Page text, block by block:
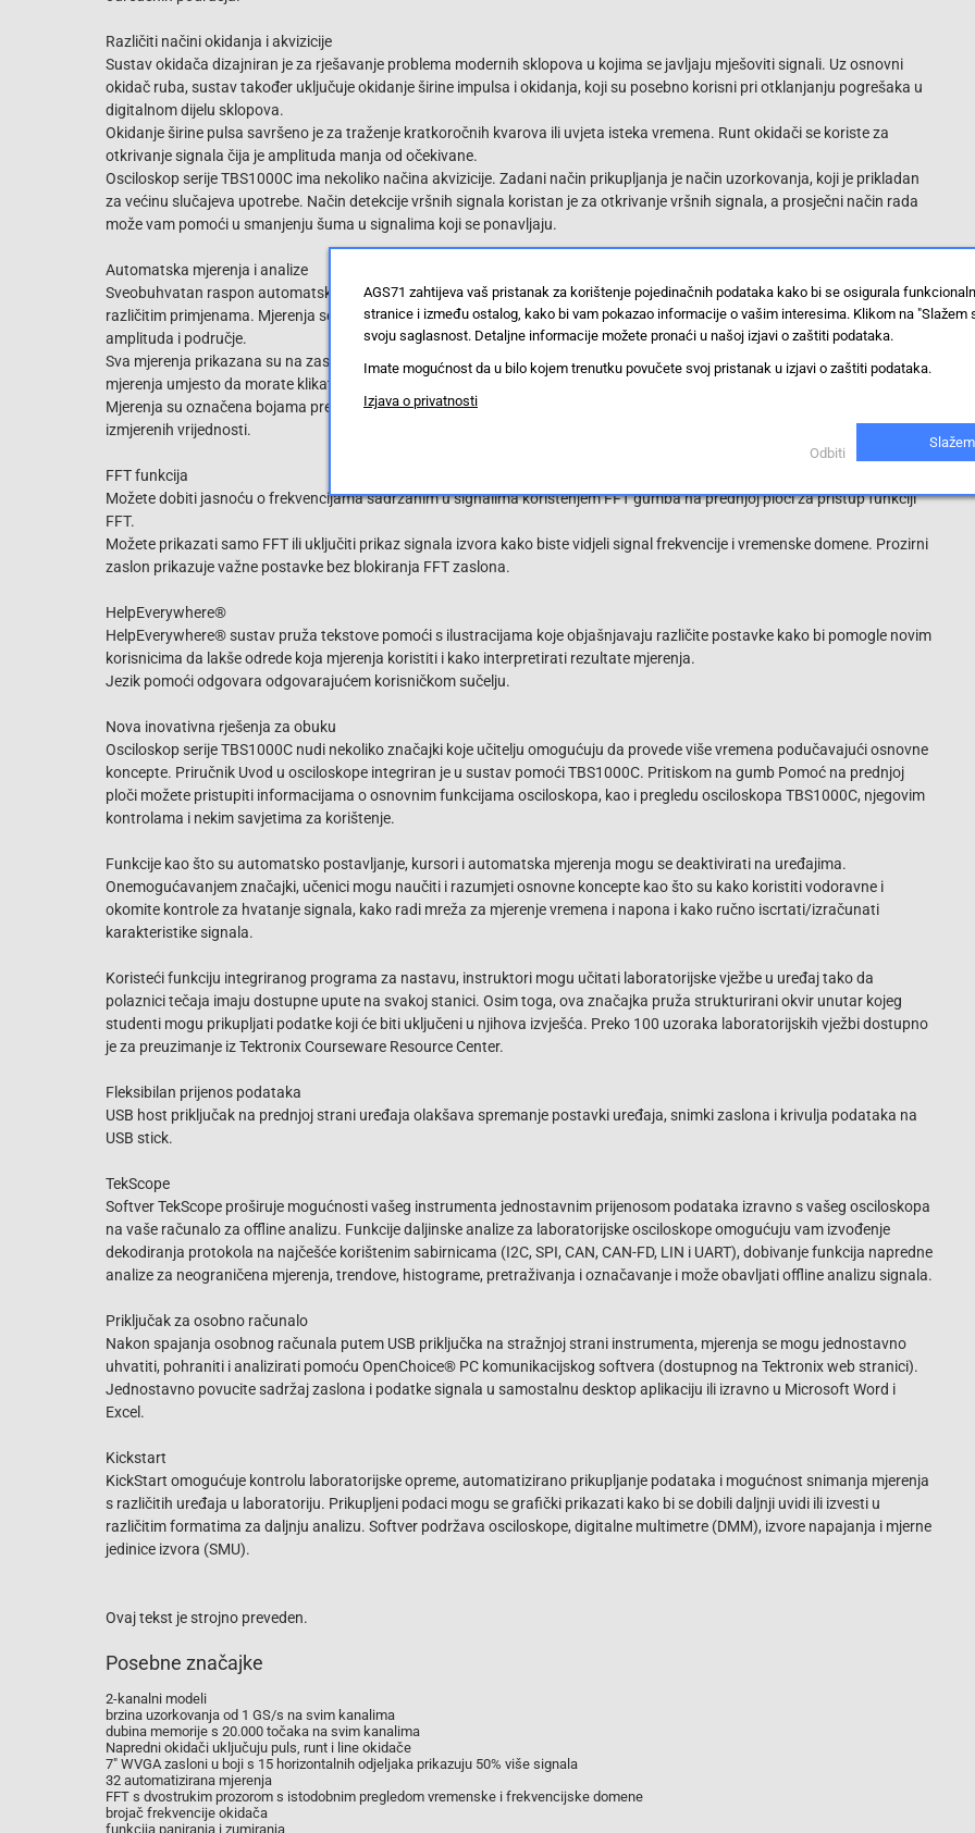
Različiti načini okidanja i akvizicije
Sustav okidača dizajniran je za rješavanje problema modernih sklopova u kojima se javljaju mješoviti signali. Uz osnovni
okidač ruba, sustav također uključuje okidanje širine impulsa i okidanja, koji su posebno korisni pri otklanjanju pogrešaka u
digitalnom dijelu sklopova.
Okidanje širine pulsa savršeno je za traženje kratkoročnih kvarova ili uvjeta isteka vremena. Runt okidači se koriste za
otkrivanje signala čija je amplituda manja od očekivane.
Osciloskop serije TBS1000C ima nekoliko načina akvizicije. Zadani način prikupljanja je način uzorkovanja, koji je prikladan
za većinu slučajeva upotrebe. Način detekcije vršnih signala koristan je za otkrivanje vršnih signala, a prosječni način rada
može vam pomoći u smanjenju šuma u signalima koji se ponavljaju.
Automatska mjerenja i analize
Sveobuhvatan raspon automatskih mjerenja omogućuje brzu i praktičnu provjeru širokog raspona stanja signala u
različitim primjenama. Mjerenja se prikazuju na jednom ekranu. Podijeljeni su u četiri kategorije: frekvencija, vrijeme,
amplituda i područje.
Sva mjerenja prikazana su na zaslonu za odabir rezultata mjerenja, što vam omogućuje odabir između 32 automatska
mjerenja umjesto da morate klikati kroz brojne izbornike.
Mjerenja su označena bojama prema izvoru i prikazana na prozirnoj pozadini tako da signali nisu zaklonjeni prikazima
izmjerenih vrijednosti.
FFT funkcija
Možete dobiti jasnoću o frekvencijama sadržanim u signalima korištenjem FFT gumba na prednjoj ploči za pristup funkciji
FFT.
Možete prikazati samo FFT ili uključiti prikaz signala izvora kako biste vidjeli signal frekvencije i vremenske domene. Prozirni
zaslon prikazuje važne postavke bez blokiranja FFT zaslona.
HelpEverywhere®
HelpEverywhere® sustav pruža tekstove pomoći s ilustracijama koje objašnjavaju različite postavke kako bi pomogle novim
korisnicima da lakše odrede koja mjerenja koristiti i kako interpretirati rezultate mjerenja.
Jezik pomoći odgovara odgovarajućem korisničkom sučelju.
Nova inovativna rješenja za obuku
Osciloskop serije TBS1000C nudi nekoliko značajki koje učitelju omogućuju da provede više vremena podučavajući osnovne
koncepte. Priručnik Uvod u osciloskope integriran je u sustav pomoći TBS1000C. Pritiskom na gumb Pomoć na prednjoj
ploči možete pristupiti informacijama o osnovnim funkcijama osciloskopa, kao i pregledu osciloskopa TBS1000C, njegovim
kontrolama i nekim savjetima za korištenje.
Funkcije kao što su automatsko postavljanje, kursori i automatska mjerenja mogu se deaktivirati na uređajima.
Onemogućavanjem značajki, učenici mogu naučiti i razumjeti osnovne koncepte kao što su kako koristiti vodoravne i
okomite kontrole za hvatanje signala, kako radi mreža za mjerenje vremena i napona i kako ručno iscrtati/izračunati
karakteristike signala.
Koristeći funkciju integriranog programa za nastavu, instruktori mogu učitati laboratorijske vježbe u uređaj tako da
polaznici tečaja imaju dostupne upute na svakoj stanici. Osim toga, ova značajka pruža strukturirani okvir unutar kojeg
studenti mogu prikupljati podatke koji će biti uključeni u njihova izvješća. Preko 100 uzoraka laboratorijskih vježbi dostupno
je za preuzimanje iz Tektronix Courseware Resource Center.
Fleksibilan prijenos podataka
USB host priključak na prednjoj strani uređaja olakšava spremanje postavki uređaja, snimki zaslona i krivulja podataka na
USB stick.
TekScope
Softver TekScope proširuje mogućnosti vašeg instrumenta jednostavnim prijenosom podataka izravno s vašeg osciloskopa
na vaše računalo za offline analizu. Funkcije daljinske analize za laboratorijske osciloskope omogućuju vam izvođenje
dekodiranja protokola na najčešće korištenim sabirnicama (I2C, SPI, CAN, CAN-FD, LIN i UART), dobivanje funkcija napredne
analize za neograničena mjerenja, trendove, histograme, pretraživanja i označavanje i može obavljati offline analizu signala.
Priključak za osobno računalo
Nakon spajanja osobnog računala putem USB priključka na stražnjoj strani instrumenta, mjerenja se mogu jednostavno
uhvatiti, pohraniti i analizirati pomoću OpenChoice® PC komunikacijskog softvera (dostupnog na Tektronix web stranici).
Jednostavno povucite sadržaj zaslona i podatke signala u samostalnu desktop aplikaciju ili izravno u Microsoft Word i
Excel.
Kickstart
KickStart omogućuje kontrolu laboratorijske opreme, automatizirano prikupljanje podataka i mogućnost snimanja mjerenja
s različitih uređaja u laboratoriju. Prikupljeni podaci mogu se grafički prikazati kako bi se dobili daljnji uvidi ili izvesti u
različitim formatima za daljnju analizu. Softver podržava osciloskope, digitalne multimetre (DMM), izvore napajanja i mjerne
jedinice izvora (SMU).
Ovaj tekst je strojno preveden.
Posebne značajke
2-kanalni modeli
brzina uzorkovanja od 1 GS/s na svim kanalima
dubina memorije s 20.000 točaka na svim kanalima
Napredni okidači uključuju puls, runt i line okidače
7" WVGA zasloni u boji s 15 horizontalnih odjeljaka prikazuju 50% više signala
32 automatizirana mjerenja
FFT s dvostrukim prozorom s istodobnim pregledom vremenske i frekvencijske domene
brojač frekvencije okidača
funkcija paniranja i zumiranja
AGS71 zahtijeva vaš pristanak za korištenje pojedinačnih podataka kako bi se osigurala
stranice i između ostalog, kako bi vam pokazao informacije o vašim interesima. Klikom na "Slažem
svoju saglasnost. Detaljne informacije možete pronaći u našoj izjavi o zaštiti podataka.
Imate mogućnost da u bilo kojem trenutku povučete svoj pristanak u izjavi o zaštiti podataka.
Izjava o privatnosti
Odbiti